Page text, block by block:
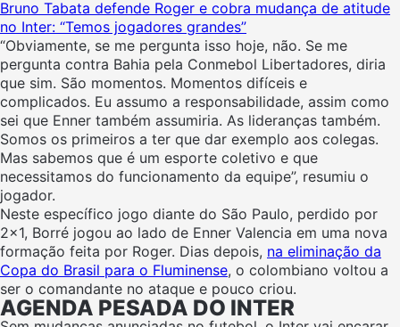
Bruno Tabata defende Roger e cobra mudança de atitude
no Inter: “Temos jogadores grandes”
“Obviamente, se me pergunta isso hoje, não. Se me
pergunta contra Bahia pela Conmebol Libertadores, diria
que sim. São momentos. Momentos difíceis e
complicados. Eu assumo a responsabilidade, assim como
sei que Enner também assumiria. As lideranças também.
Somos os primeiros a ter que dar exemplo aos colegas.
Mas sabemos que é um esporte coletivo e que
necessitamos do funcionamento da equipe”, resumiu o
jogador.
Neste específico jogo diante do São Paulo, perdido por
2×1, Borré jogou ao lado de Enner Valencia em uma nova
formação feita por Roger. Dias depois, na eliminação da
Copa do Brasil para o Fluminense, o colombiano voltou a
ser o comandante no ataque e pouco criou.
AGENDA PESADA DO INTER